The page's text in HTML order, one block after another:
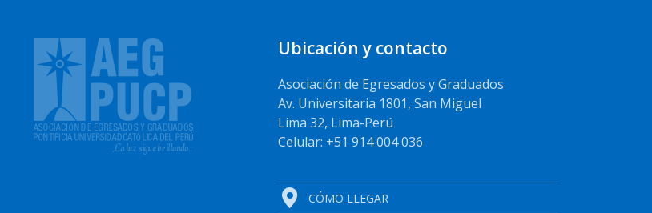
Ubicación y contacto
Asociación de Egresados y Graduados
Av. Universitaria 1801, San Miguel
Lima 32, Lima-Perú
Celular: +51 914 004 036
CÓMO LLEGAR